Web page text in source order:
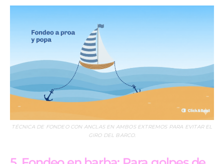
TÉCNICA DE FONDEO CON ANCLAS EN AMBOS EXTREMOS PARA EVITAR EL
GIRO DEL BARCO.